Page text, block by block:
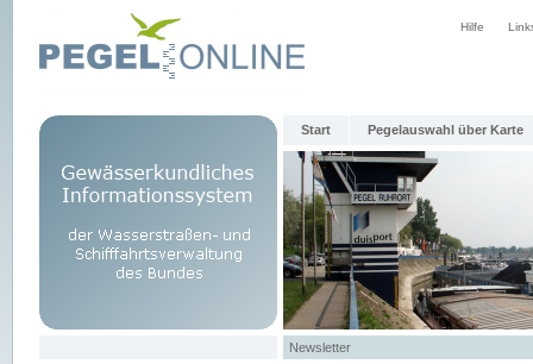
Hilfe
Start Pegelauswahl über Karte
Newsletter